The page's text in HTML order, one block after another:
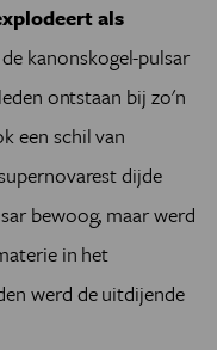
als
kanonskogel-pulsar
ontstaan bij zo'n
een schil van
dijde
bewoog, maar werd
in het
werd de uitdijende